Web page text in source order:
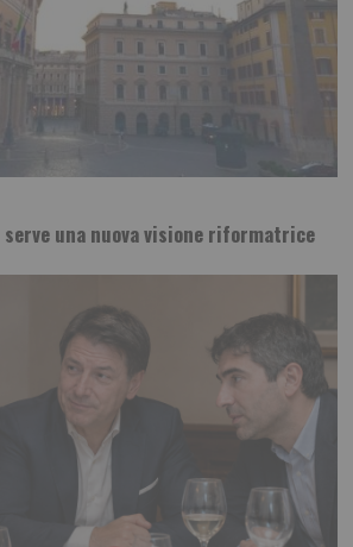
una nuova visione riformatrice